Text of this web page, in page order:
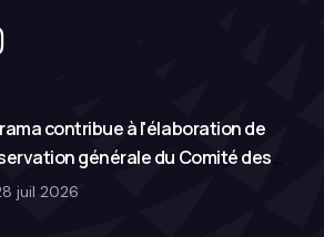
contribue à l'élaboration de
générale du Comité des
de l'homme des Nations Unies sur la
juil 2026